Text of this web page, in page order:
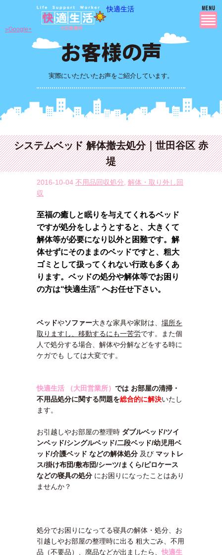
快適生活
実際にいただいたお声をご紹介しています。
»Google+
システムベッド 解体撤去処分｜世田谷区 赤
堤
2016-10-04 不用品回収処分 解体・取り外し回
収
至福の癒しと眠りを与えてくれるベッド
ですが処分をしようとすると、大きくて
解体等が必要になり以外と困難です。解
体せずにそのままのベッドですと、粗大
ゴミとして扱ってくれない行政も多くあ
ります。ベッドの処分や解体等でお困り
の方は“快適生活” へお任せ下さい。
ベッドやソファー大きな家具や家財は、 場所を
取りますし、移動するにも一苦労です。また個
人で処分する場合、解体や分解などをする時に
ケガでも しては大変です。
快適生活 （大田営業所） では お部屋の清掃・
不用品処分に関する問題を総合的に解決いたし
ます。
お引越しやお部屋の整理時 ダブルベッド/ツイ
ンベッド/シングルベッド/二段ベッド/幼児用ベ
ッド/介護ベッド などの解体処分 及び マットレ
ス/掛け布団/敷布団/シーツ/まくら/ピロケース
などの寝具の処分 にお困りになったことはあり
ませんか？
処分でお困りになってる寝具の解体・処分、お
引越しやお部屋の整理時に出る 粗大ごみ、不用
品（不要品）、廃品などが出ましたら、快適生